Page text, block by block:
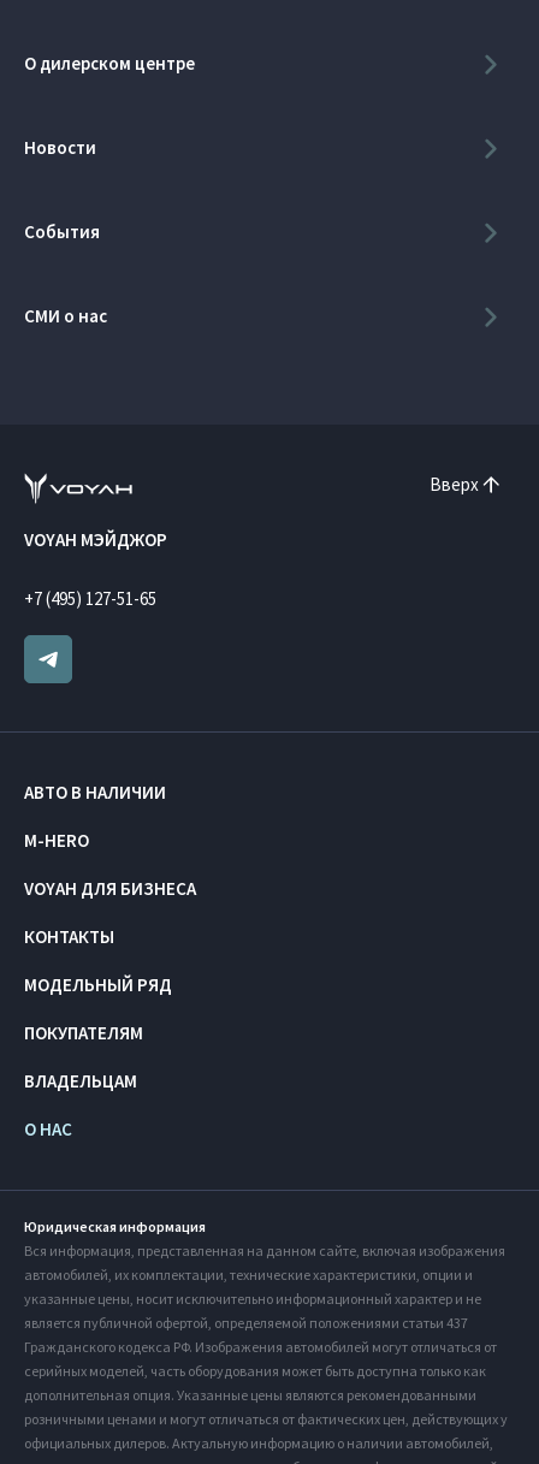
О дилерском центре
Новости
События
СМИ о нас
Вверх
VOYAH МЭЙДЖОР
+7 (495) 127-51-65
АВТО В НАЛИЧИИ
M-HERO
VOYAH ДЛЯ БИЗНЕСА
КОНТАКТЫ
МОДЕЛЬНЫЙ РЯД
ПОКУПАТЕЛЯМ
ВЛАДЕЛЬЦАМ
О НАС
Юридическая информация
Вся информация, представленная на данном сайте, включая изображения
автомобилей, их комплектации, технические характеристики, опции и
указанные цены, носит исключительно информационный характер и не
является публичной офертой, определяемой положениями статьи 437
Гражданского кодекса РФ. Изображения автомобилей могут отличаться от
серийных моделей, часть оборудования может быть доступна только как
дополнительная опция. Указанные цены являются рекомендованными
розничными ценами и могут отличаться от фактических цен, действующих у
официальных дилеров. Актуальную информацию о наличии автомобилей,